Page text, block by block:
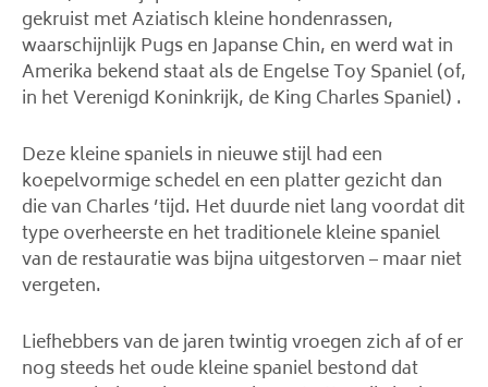
gekruist met Aziatisch kleine hondenrassen,
waarschijnlijk Pugs en Japanse Chin, en werd wat in
Amerika bekend staat als de Engelse Toy Spaniel (of,
in het Verenigd Koninkrijk, de King Charles Spaniel) .
Deze kleine spaniels in nieuwe stijl had een
koepelvormige schedel en een platter gezicht dan
die van Charles ’tijd. Het duurde niet lang voordat dit
type overheerste en het traditionele kleine spaniel
van de restauratie was bijna uitgestorven – maar niet
vergeten.
Liefhebbers van de jaren twintig vroegen zich af of er
nog steeds het oude kleine spaniel bestond dat